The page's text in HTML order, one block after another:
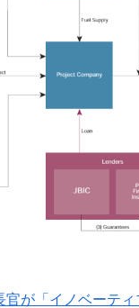
官が「イノベーテ